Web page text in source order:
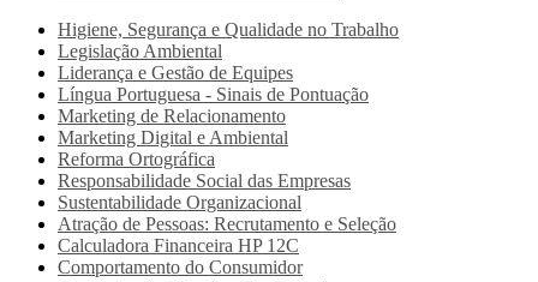
Higiene, Segurança e Qualidade no Trabalho
Legislação Ambiental
Liderança e Gestão de Equipes
Língua Portuguesa - Sinais de Pontuação
Marketing de Relacionamento
Marketing Digital e Ambiental
Reforma Ortográfica
Responsabilidade Social das Empresas
Sustentabilidade Organizacional
Atração de Pessoas: Recrutamento e Seleção
Calculadora Financeira HP 12C
Comportamento do Consumidor